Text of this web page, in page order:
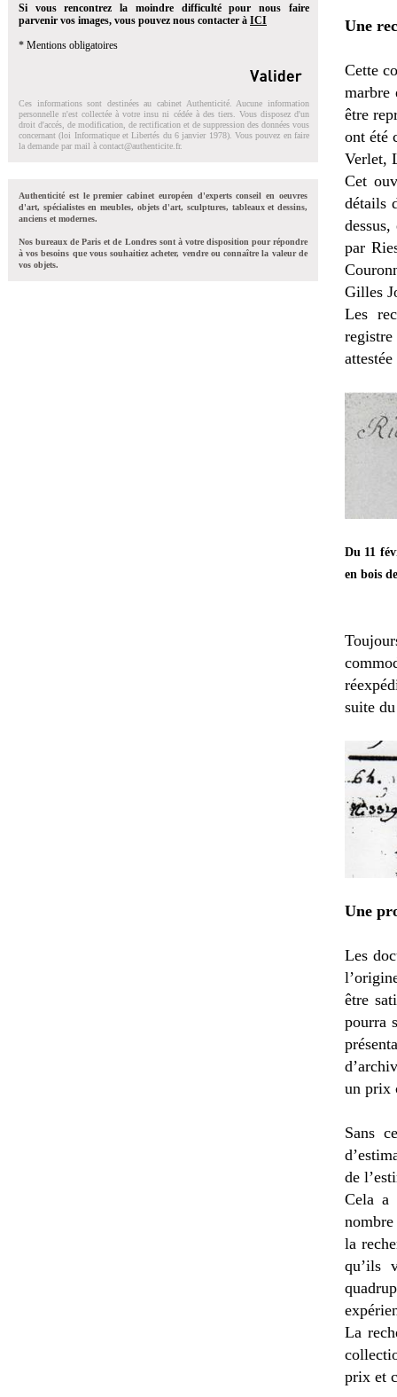
Si vous rencontrez la moindre difficulté pour nous faire
parvenir vos images, vous pouvez nous contacter à ICI
* Mentions obligatoires
Ces informations sont destinées au cabinet Authenticité. Aucune information
personnelle n'est collectée à votre insu ni cédée à des tiers. Vous disposez d'un
droit d'accés, de modification, de rectification et de suppression des données vous
concernant (loi Informatique et Libertés du 6 janvier 1978). Vous pouvez en faire
la demande par mail à contact@authenticite.fr.
Authenticité est le premier cabinet européen d'experts conseil en oeuvres
d'art, spécialistes en meubles, objets d'art, sculptures, tableaux et dessins,
anciens et modernes.
Nos bureaux de Paris et de Londres sont à votre disposition pour répondre
à vos besoins que vous souhaitiez acheter, vendre ou connaître la valeur de
vos objets.
Une
Cette
marbre
être
ont été
Verlet,
Cet
détails
par
Gilles
Les
Du 11
en bois
suite
Une
Les
être
pourra
un prix
Sans
de
Cela a
la
qu’ils
La
prix et